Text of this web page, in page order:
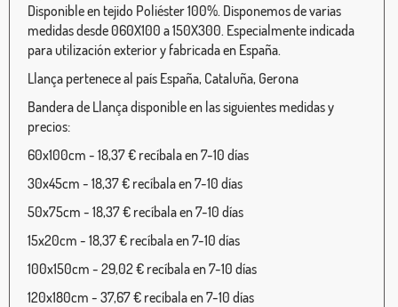
Disponible en tejido Poliéster 100%. Disponemos de varias
medidas desde 060X100 a 150X300. Especialmente indicada
para utilización exterior y fabricada en España.
Llança pertenece al país España, Cataluña, Gerona
Bandera de Llança disponible en las siguientes medidas y
precios:
60x100cm - 18,37 € recíbala en 7-10 días
30x45cm - 18,37 € recíbala en 7-10 días
50x75cm - 18,37 € recíbala en 7-10 días
15x20cm - 18,37 € recíbala en 7-10 días
100x150cm - 29,02 € recíbala en 7-10 días
120x180cm - 37,67 € recíbala en 7-10 días